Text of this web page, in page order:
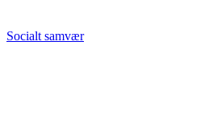
Socialt samvær